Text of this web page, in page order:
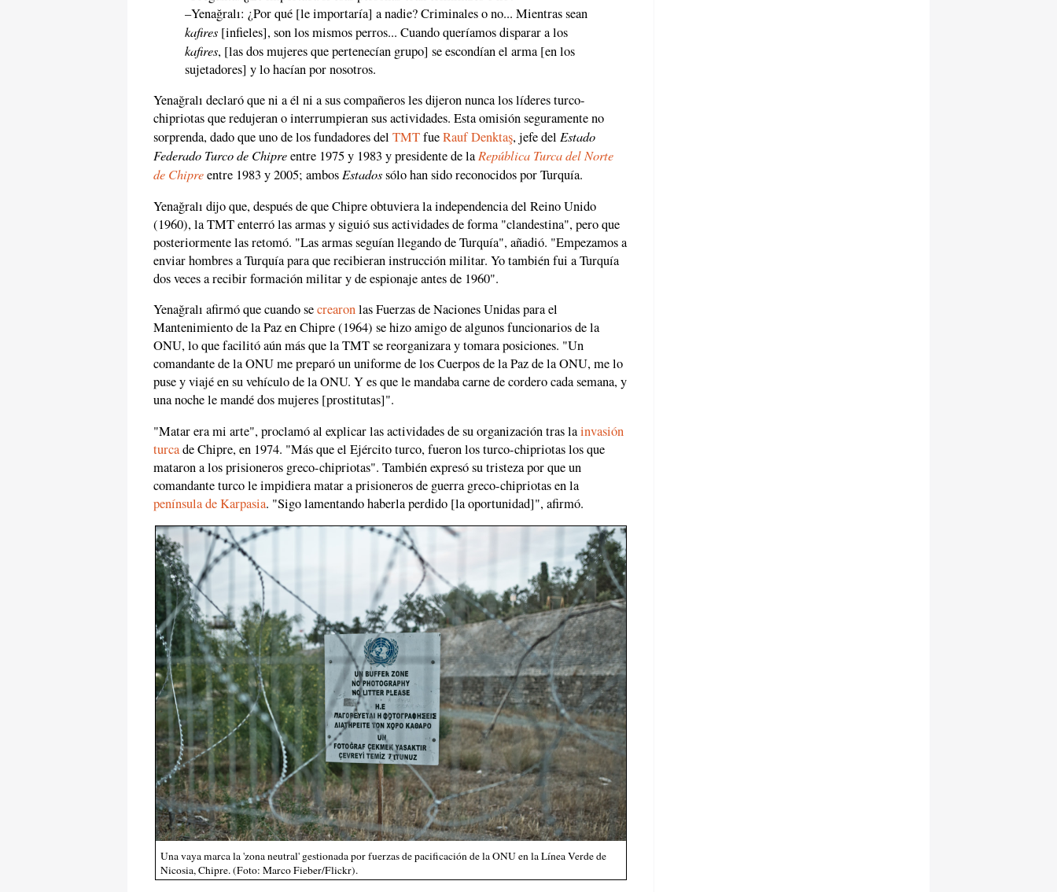
–Yenağralı: ¿Por qué [le importaría] a nadie? Criminales o no... Mientras sean
kafires [infieles], son los mismos perros... Cuando queríamos disparar a los
kafires, [las dos mujeres que pertenecían grupo] se escondían el arma [en los
sujetadores] y lo hacían por nosotros.
Yenağralı declaró que ni a él ni a sus compañeros les dijeron nunca los líderes turco-
chipriotas que redujeran o interrumpieran sus actividades. Esta omisión seguramente no
sorprenda, dado que uno de los fundadores del TMTfueRauf Denktaş, jefe del Estado
Federado Turco de Chipreentre 1975 y 1983 y presidente de la República Turca del Norte
de Chipreentre 1983 y 2005; ambos Estadossólo han sido reconocidos por Turquía.
Yenağralı dijo que, después de que Chipre obtuviera la independencia del Reino Unido
(1960), la TMT enterró las armas y siguió sus actividades de forma "clandestina", pero que
posteriormente las retomó. "Las armas seguían llegando de Turquía", añadió. "Empezamos a
enviar hombres a Turquía para que recibieran instrucción militar. Yo también fui a Turquía
dos veces a recibir formación militar y de espionaje antes de 1960".
Yenağralı afirmó que cuando secrearonlas Fuerzas de Naciones Unidas para el
Mantenimiento de la Paz en Chipre (1964) se hizo amigo de algunos funcionarios de la
ONU, lo que facilitó aún más que la TMT se reorganizara y tomara posiciones. "Un
comandante de la ONU me preparó un uniforme de los Cuerpos de la Paz de la ONU, me lo
puse y viajé en su vehículo de la ONU. Y es que le mandaba carne de cordero cada semana, y
una noche le mandé dos mujeres [prostitutas]".
"Matar era mi arte", proclamó al explicar las actividades de su organización tras lainvasión
turcade Chipre, en 1974. "Más que el Ejército turco, fueron los turco-chipriotas los que
mataron a los prisioneros greco-chipriotas". También expresó su tristeza por que un
comandante turco le impidiera matar a prisioneros de guerra greco-chipriotas en la
península de Karpasia. "Sigo lamentando haberla perdido [la oportunidad]", afirmó.
Una vaya marca la 'zona neutral' gestionada por fuerzas de pacificación de la ONU en la Línea Verde de
Nicosia, Chipre. (Foto: Marco Fieber/Flickr).